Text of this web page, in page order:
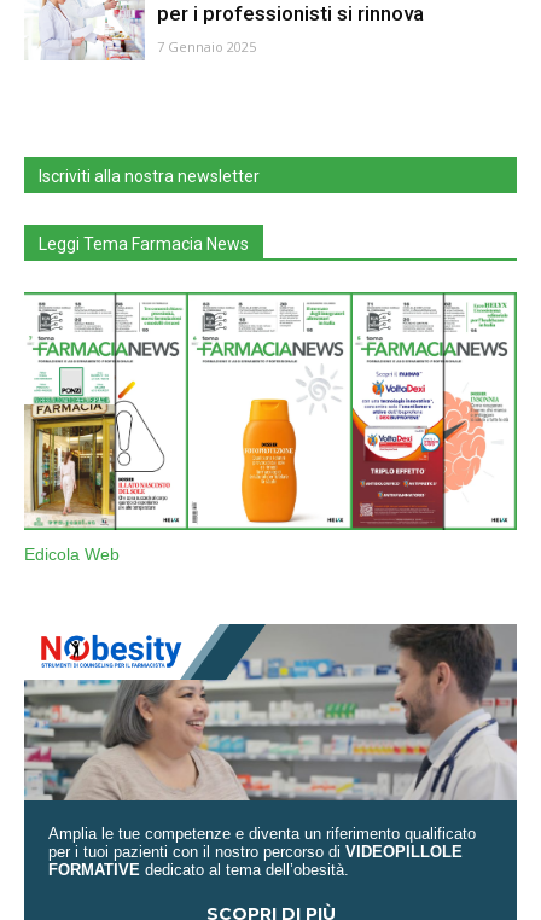
per i professionisti si rinnova
7 Gennaio 2025
Iscriviti alla nostra newsletter
Leggi Tema Farmacia News
Edicola Web
Amplia le tue competenze e diventa un riferimento qualificato
per i tuoi pazienti con il nostro percorso di VIDEOPILLOLE
FORMATIVE dedicato al tema dell’obesità.
SCOPRI DI PIÙ